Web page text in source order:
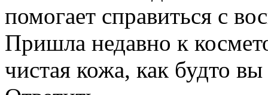
помогает справиться с
Пришла недавно к
чистая кожа, как будто